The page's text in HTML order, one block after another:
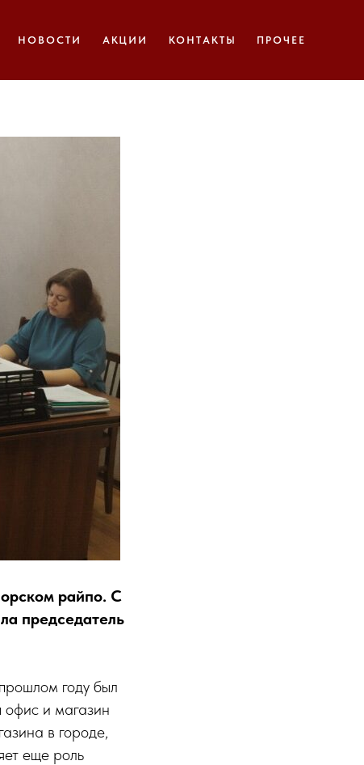
НОВОСТИ АКЦИИ КОНТАКТЫ ПРОЧЕЕ
прошло
райпо. С
председатель
году был
и магазин
в городе,
еще роль